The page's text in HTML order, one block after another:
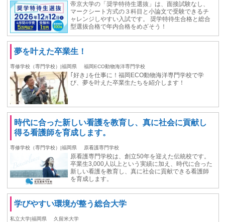
帝京大学の「奨学特待生選抜」は、面接試験なし、
マークシート方式の３科目と小論文で受験できるチ
ャレンジしやすい入試です。 奨学特待生合格と総合
型選抜合格で年内合格をめざそう！
夢を叶えた卒業生！
専修学校（専門学校）|福岡県 福岡ECO動物海洋専門学校
｢好き｣を仕事に！福岡ECO動物海洋専門学校で学
び、夢を叶えた卒業生たちを紹介します！
時代に合った新しい看護を教育し、真に社会に貢献し
得る看護師を育成します。
専修学校（専門学校）|福岡県 原看護専門学校
原看護専門学校は、創立50年を迎えた伝統校です。
卒業生3,000人以上という実績に加え、時代に合った
新しい看護を教育し、真に社会に貢献できる看護師
を育成します。
学びやすい環境が整う総合⼤学
私立大学|福岡県 久留米大学